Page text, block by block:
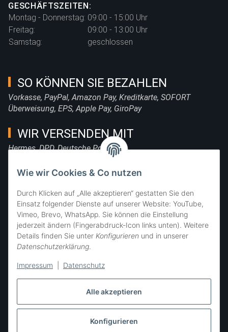
Alle akzeptieren
Konfigurieren
Wie wir Cookies & Co nutzen
Durch Klicken auf „Alle akzeptieren“ gestatten Sie den
Einsatz folgender Dienste auf unserer Website: YouTube,
Vimeo, Brevo, WhatsApp. Sie können die Einstellung
jederzeit ändern (Fingerabdruck-Icon links unten). Weitere
Details finden Sie unter Konfigurieren und in unserer
Datenschutzerklärung.
Impressum Datenschutz
GESCHÄFTSZEITEN:
Montag - Donnerstag: 09:00 - 15:00 Uhr
Freitag:
09:00 - 13:00 Uhr
Samstag:
geschlossen
SO KÖNNEN SIE BEZAHLEN
Vorkasse, PayPal, Amazon Pay, Kreditkarte, SOFORT
Überweisung, EPS, Apple Pay, GiroPay
WIR VERSENDEN MIT
Hermes, DPD, Deutsche Post, DHL
FOLGE UNS
SIE ERREICHEN UNS
Vertrag widerrufen